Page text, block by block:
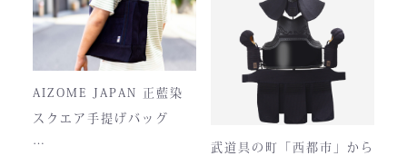
に必要な「守り」と「動
き」を極限まで高めたこの
一式は、まさに現代剣道具
の完成形と呼ぶにふさわし
い逸品です。余計な装飾を
一切排し、機能美だけを追
正藍染ならではの深みある
色合いは、使い込むほどに
風合いが増し、唯一無二の
存在へと変化。
AIZOME JAPAN 正藍染
スクエア手提げバッグ
武道具の町「西都市」から